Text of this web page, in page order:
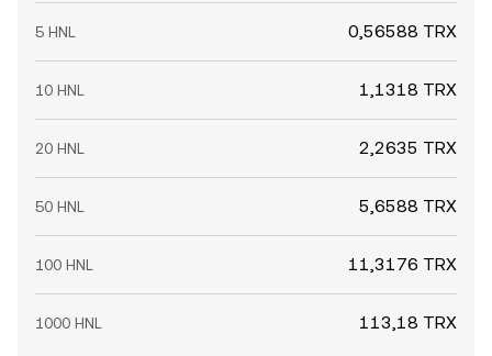
5 HNL 0,56588 TRX
10 HNL 1,1318 TRX
20 HNL 2,2635 TRX
50 HNL 5,6588 TRX
100 HNL 11,3176 TRX
1000 HNL 113,18 TRX